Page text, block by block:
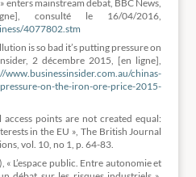
enters mainstream debat, BBC News,
consulté le 16/04/2016,
4077802.stm
is so bad it’s putting pressure on
2 décembre 2015, [en ligne],
www.businessinsider.com.au/chinas-
on-the-iron-ore-price-2015-
points are not created equal:
in the EU », The British Journal
vol. 10, no 1, p. 64-83.
L’espace public. Entre autonomie et